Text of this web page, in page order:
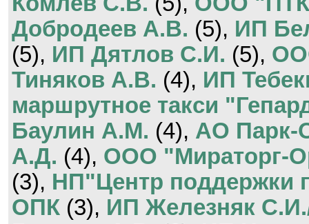
Добродеев А.В. (5), ИП
(5), ИП Дятлов С.И. (5),
Тиняков А.В. (4), ИП
маршрутное такси
Баулин А.М. (4), АО Парк-
А.Д. (4), ООО "Мираторг-
(3), НП"Центр поддержки
ОПК (3), ИП Железняк